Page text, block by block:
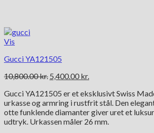
Vis
Gucci YA121505
10,800.00kr. Den
pris
var:
10,800.00 kr..
5,400.00 kr.
pris
er:
5,400.00 kr..
Gucci YA121505 er et eksklusivt Swiss
urkasse og armring i rustfrit stål. Den
otte funklende diamanter giver uret et
udtryk. Urkassen måler 26 mm.